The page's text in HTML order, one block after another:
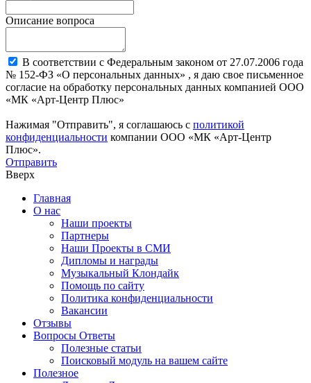
Описание вопроса
В соответствии с Федеральным законом от 27.07.2006 года
№ 152-ФЗ «О персональных данных» , я даю свое письменное
согласие на обработку персональных данных компанией ООО
«МК «Арт-Центр Плюс»
Нажимая "Отправить", я соглашаюсь с политикой
конфиденциальности компании ООО «МК «Арт-Центр
Плюс».
Отправить
Вверх
Главная
О нас
Наши проекты
Партнеры
Наши Проекты в СМИ
Дипломы и награды
Музыкальный Клондайк
Помощь по сайту
Политика конфиденциальности
Вакансии
Отзывы
Вопросы Ответы
Полезные статьи
Поисковый модуль на вашем сайте
Полезное